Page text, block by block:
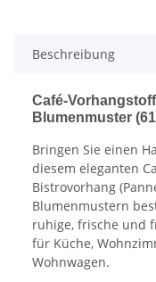
Beschreibung
Café-
Blumenmuster
Bringen Sie einen
diesem eleganten
Bistrovorhang
Blumenmustern
ruhige, frische und
für Küche,
Wohnwagen.